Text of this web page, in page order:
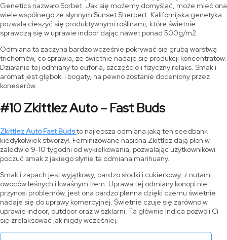
Genetics nazwało Sorbet. Jak się możemy domyślać, może mieć ona
wiele wspólnego ze słynnym Sunset Sherbert. Kalifornijska genetyka
pozwala cieszyć się produktywnymi roślinami, które świetnie
sprawdzą się w uprawie indoor dając nawet ponad 500g/m2.
Odmiana ta zaczyna bardzo wcześnie pokrywać się grubą warstwą
trichomów, co sprawia, że świetnie nadaje się produkcji koncentratów.
Działanie tej odmiany to euforia, szczęście i fizyczny relaks. Smak i
aromat jest głęboki i bogaty, na pewno zostanie doceniony przez
koneserów.
#10 Zkittlez Auto – Fast Buds
Zkittlez Auto Fast Budsto najlepsza odmiana jaką ten seedbank
kiedykolwiek stworzył. Feminizowane nasiona Zkittlez dają plon w
zaledwie 9-10 tygodni od wykiełkowania, pozwalając użytkownikowi
poczuć smak z jakiego słynie ta odmiana marihuany.
Smak i zapach jest wyjątkowy, bardzo słodki i cukierkowy, z nutami
owoców leśnych i kwaśnym tłem. Uprawa tej odmiany konopi nie
przynosi problemów, jest ona bardzo plenna dzięki czemu świetnie
nadaje się do uprawy komercyjnej. Świetnie czuje się zarówno w
uprawie indoor, outdoor oraz w szklarni. Ta głównie Indica pozwoli Ci
się zrelaksować jak nigdy wcześniej.